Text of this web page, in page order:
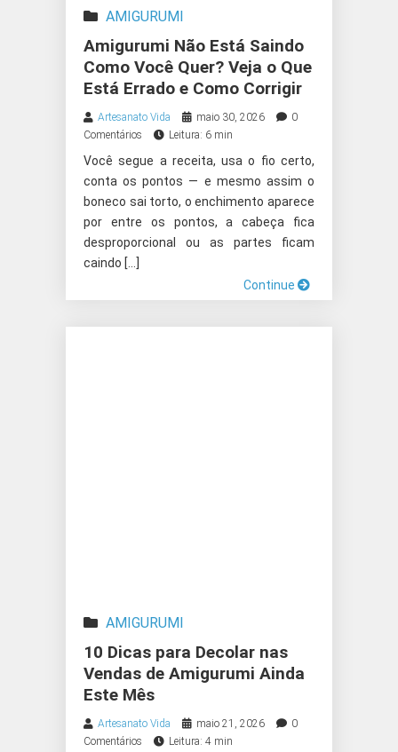
AMIGURUMI
Amigurumi Não Está Saindo
Como Você Quer? Veja o Que
Está Errado e Como Corrigir
Artesanato Vida maio 30, 2026
0
Comentários
Leitura: 6 min
Você segue a receita, usa o fio certo,
conta os pontos — e mesmo assim o
boneco sai torto, o enchimento aparece
por entre os pontos, a cabeça fica
desproporcional ou as partes ficam
caindo […]
Continue
AMIGURUMI
10 Dicas para Decolar nas
Vendas de Amigurumi Ainda
Este Mês
Artesanato Vida maio 21, 2026
0
Comentários
Leitura: 4 min